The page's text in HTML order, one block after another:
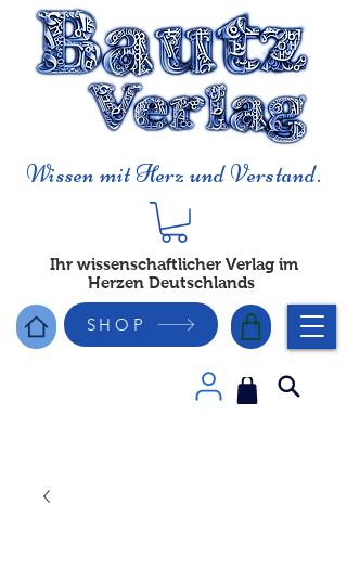
Wissen mit Herz und Verstand.
Ihr wissenschaftlicher Verlag im
Herzen Deutschlands
SHOP